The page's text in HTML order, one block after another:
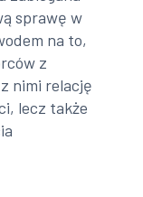
sprawę w
na to,
z
nimi relację
lecz także